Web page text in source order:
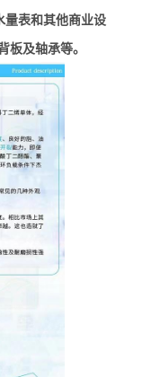
量表和其他商业设
板及轴承等。